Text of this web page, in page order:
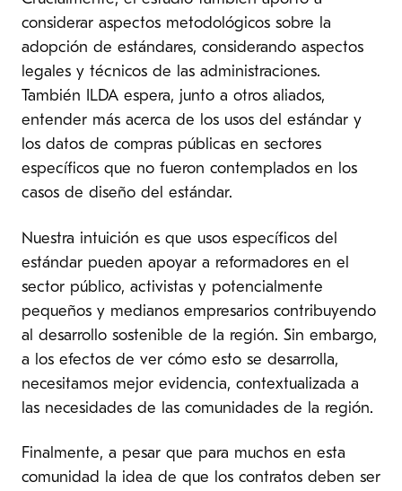
considerar aspectos metodológicos sobre la
adopción de estándares, considerando aspectos
legales y técnicos de las administraciones.
También ILDA espera, junto a otros aliados,
entender más acerca de los usos del estándar y
los datos de compras públicas en sectores
específicos que no fueron contemplados en los
casos de diseño del estándar.
Nuestra intuición es que usos específicos del
estándar pueden apoyar a reformadores en el
sector público, activistas y potencialmente
pequeños y medianos empresarios contribuyendo
al desarrollo sostenible de la región. Sin embargo,
a los efectos de ver cómo esto se desarrolla,
necesitamos mejor evidencia, contextualizada a
las necesidades de las comunidades de la región.
Finalmente, a pesar que para muchos en esta
comunidad la idea de que los contratos deben ser